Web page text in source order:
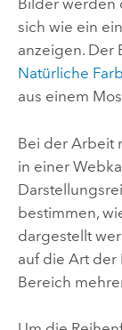
Bilder werden
sich wie ein
anzeigen. Der
Natürliche
aus einem
Bei der Arbeit
in einer
bestimmen,
dargestellt
auf die Art der
Bereich